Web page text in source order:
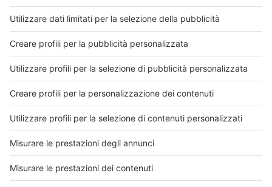
Punto Effe 13 - 23
dicembre 2024
Punto Effe 12 - 09
dicembre 2024